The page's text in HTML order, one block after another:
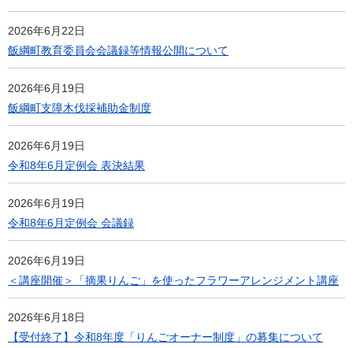
2026年6月22日
飯綱町教育委員会会議録等情報公開について
2026年6月19日
飯綱町支障木伐採補助金制度
2026年6月19日
令和8年6月定例会 表決結果
2026年6月19日
令和8年6月定例会 会議録
2026年6月19日
＜講座開催＞「摘果りんご」を使ったフラワーアレンジメント講座
2026年6月18日
【受付終了】令和8年度「りんごオーナー制度」の募集について